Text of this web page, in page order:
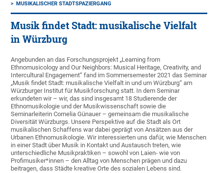
MUSIKALISCHER STADTSPAZIERGANG
Musik findet Stadt: musikalische Vielfalt
in Würzburg
Angebunden an das Forschungsprojekt „Learning from
Ethnomusicology and Our Neighbors: Musical Heritage, Creativity, and
Intercultural Engagement“ fand im Sommersemester 2021 das Seminar
„Musik findet Stadt: musikalische Vielfalt in und um Würzburg“ am
Würzburger Institut für Musikforschung statt. In dem Seminar
erkundeten wir – wir, das sind insgesamt 18 Studierende der
Ethnomusikologie und der Musikwissenschaft sowie die
Seminarleiterin Cornelia Günauer – gemeinsam die musikalische
Diversität Würzburgs. Unsere Perspektive auf die Stadt als Ort
musikalischen Schaffens war dabei geprägt von Ansätzen aus der
Urbanen Ethnomusikologie. Wir interessierten uns dafür, wie Menschen
in einer Stadt über Musik in Kontakt und Austausch treten, wie
unterschiedliche Musikpraktiken – sowohl von Laien- wie von
Profimusiker*innen – den Alltag von Menschen prägen und dazu
beitragen, dass Städte kreative Orte des sozialen Lebens sind.